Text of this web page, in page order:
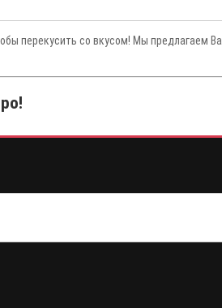
перекусить со вкусом! Мы предлагаем